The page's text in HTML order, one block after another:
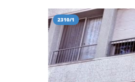
2310/1